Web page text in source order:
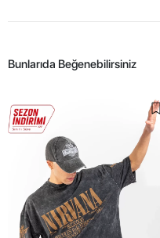
Bunlarıda Beğenebilirsiniz